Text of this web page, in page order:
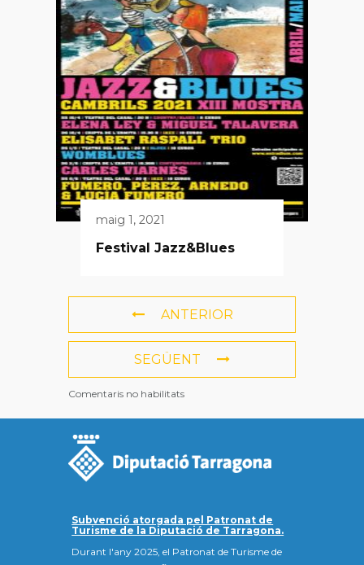
maig 1, 2021
Festival Jazz&Blues
ANTERIOR
SEGÜENT
Comentaris no habilitats
Subvenció atorgada pel Patronat de
Turisme de la Diputació de Tarragona.
Durant l'any 2025, el Patronat de Turisme de